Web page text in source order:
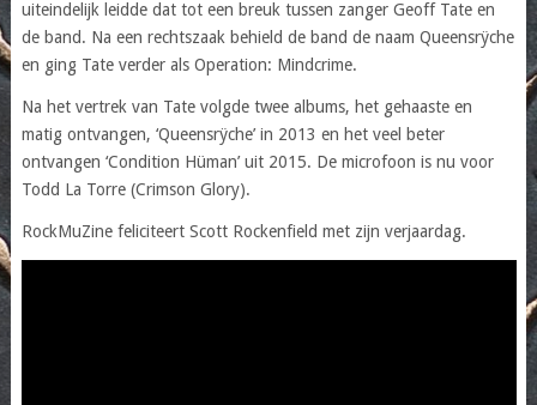
uiteindelijk leidde dat tot een breuk tussen zanger Geoff Tate en
de band. Na een rechtszaak behield de band de naam Queensrÿche
en ging Tate verder als Operation: Mindcrime.
Na het vertrek van Tate volgde twee albums, het gehaaste en
matig ontvangen, ‘Queensrÿche’ in 2013 en het veel beter
ontvangen ‘Condition Hüman’ uit 2015. De microfoon is nu voor
Todd La Torre (Crimson Glory).
RockMuZine feliciteert Scott Rockenfield met zijn verjaardag.